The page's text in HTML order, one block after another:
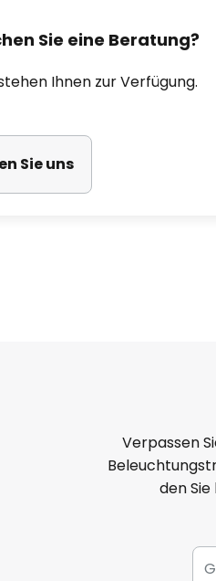
Sie eine Beratung?
Ihnen zur Verfügung.
Sie uns
Verpassen
den